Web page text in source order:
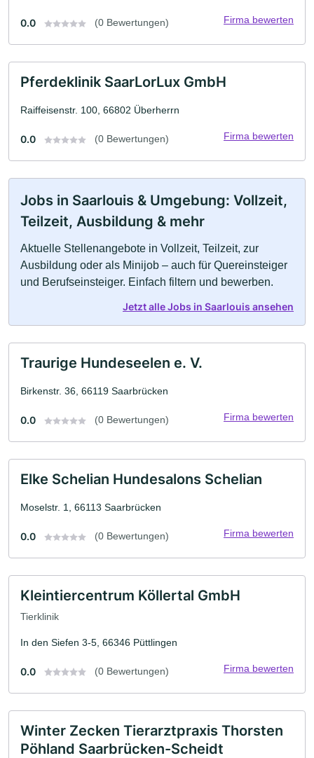
0.0 (0 Bewertungen) Firma bewerten
Pferdeklinik SaarLorLux GmbH
Raiffeisenstr. 100, 66802 Überherrn
0.0 (0 Bewertungen) Firma bewerten
Jobs in Saarlouis & Umgebung: Vollzeit,
Teilzeit, Ausbildung & mehr
Aktuelle Stellenangebote in Vollzeit, Teilzeit, zur
Ausbildung oder als Minijob – auch für Quereinsteiger
und Berufseinsteiger. Einfach filtern und bewerben.
Jetzt alle Jobs in Saarlouis ansehen
Traurige Hundeseelen e. V.
Birkenstr. 36, 66119 Saarbrücken
0.0 (0 Bewertungen) Firma bewerten
Elke Schelian Hundesalons Schelian
Moselstr. 1, 66113 Saarbrücken
0.0 (0 Bewertungen) Firma bewerten
Kleintiercentrum Köllertal GmbH
Tierklinik
In den Siefen 3-5, 66346 Püttlingen
0.0 (0 Bewertungen) Firma bewerten
Winter Zecken Tierarztpraxis Thorsten
Pöhland Saarbrücken-Scheidt